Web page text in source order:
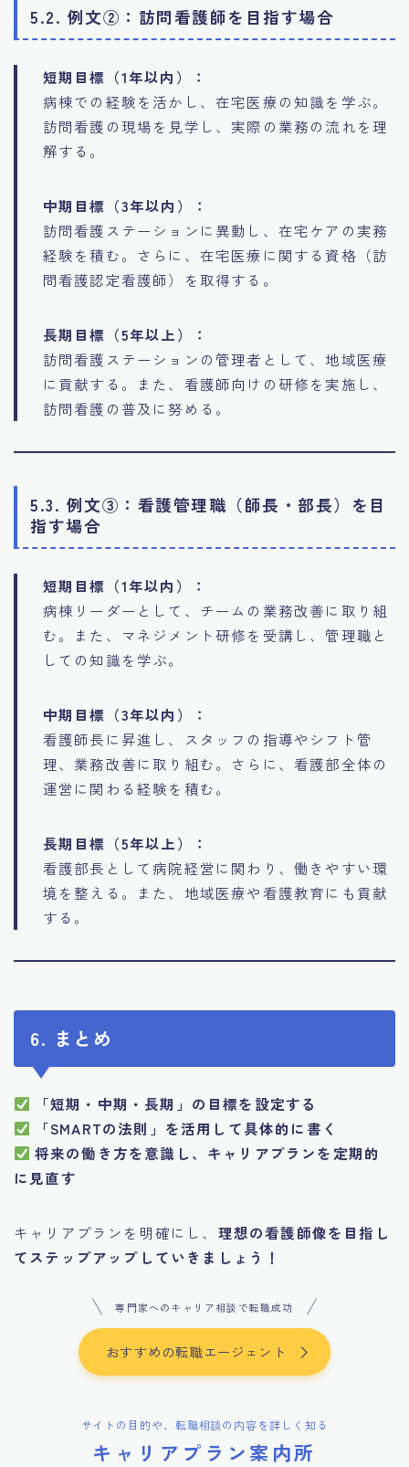
5.2. 例文②：訪問看護師を目指す場合
短期目標（1年以内）：
病棟での経験を活かし、在宅医療の知識を学ぶ。
訪問看護の現場を見学し、実際の業務の流れを理
解する。
中期目標（3年以内）：
訪問看護ステーションに異動し、在宅ケアの実務
経験を積む。さらに、在宅医療に関する資格（訪
問看護認定看護師）を取得する。
長期目標（5年以上）：
訪問看護ステーションの管理者として、地域医療
に貢献する。また、看護師向けの研修を実施し、
訪問看護の普及に努める。
5.3. 例文③：看護管理職（師長・部長）を目
指す場合
短期目標（1年以内）：
病棟リーダーとして、チームの業務改善に取り組
む。また、マネジメント研修を受講し、管理職と
しての知識を学ぶ。
中期目標（3年以内）：
看護師長に昇進し、スタッフの指導やシフト管
理、業務改善に取り組む。さらに、看護部全体の
運営に関わる経験を積む。
長期目標（5年以上）：
看護部長として病院経営に関わり、働きやすい環
境を整える。また、地域医療や看護教育にも貢献
する。
6. まとめ
「短期・中期・長期」の目標を設定する
「SMARTの法則」を活用して具体的に書く
将来の働き方を意識し、キャリアプランを定期的
に見直す
キャリアプランを明確にし、 理想の看護師像を目指し
てステップアップしていきましょう！
専門家へのキャリア相談で転職成功
おすすめの転職エージェント
サイトの目的や、転職相談の内容を詳しく知る
キャリアプラン案内所